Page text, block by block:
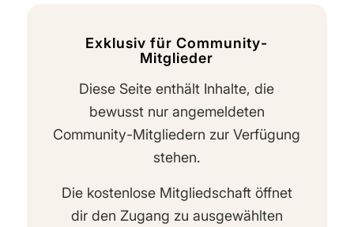
Exklusiv für Community-
Mitglieder
Diese Seite enthält Inhalte, die
bewusst nur angemeldeten
Community-Mitgliedern zur Verfügung
stehen.
Die kostenlose Mitgliedschaft öffnet
dir den Zugang zu ausgewählten